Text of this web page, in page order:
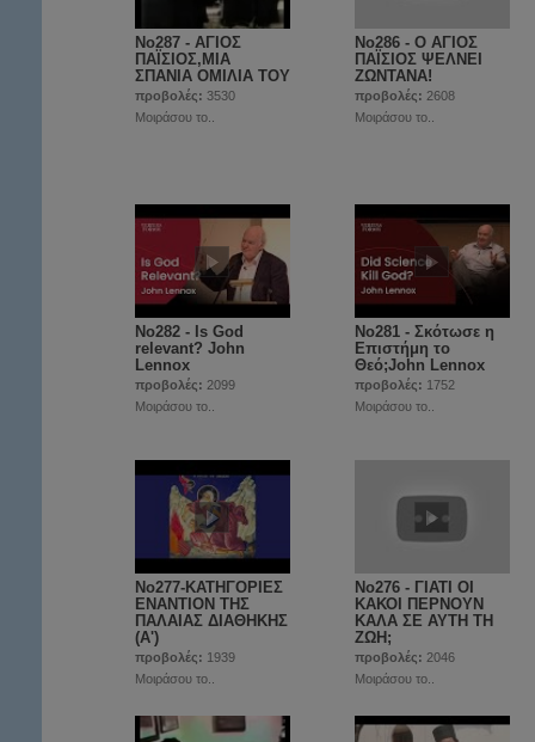
No287 - ΑΓΙΟΣ
ΠΑΪΣΙΟΣ,ΜΙΑ
ΣΠΑΝΙΑ ΟΜΙΛΙΑ ΤΟΥ
προβολές: 3530
Μοιράσου το..
No286 - Ο ΑΓΙΟΣ
ΠΑΪΣΙΟΣ ΨΕΛΝΕΙ
ΖΩΝΤΑΝΑ!
προβολές: 2608
Μοιράσου το..
No282 - Is God
relevant? John
Lennox
προβολές: 2099
Μοιράσου το..
No281 - Σκότωσε η
Επιστήμη το
Θεό;John Lennox
προβολές: 1752
Μοιράσου το..
No277-ΚΑΤΗΓΟΡΙΕΣ
ΕΝΑΝΤΙΟΝ ΤΗΣ
ΠΑΛΑΙΑΣ ΔΙΑΘΗΚΗΣ
(Α')
προβολές: 1939
Μοιράσου το..
No276 - ΓΙΑΤΙ ΟΙ
ΚΑΚΟΙ ΠΕΡΝΟΥΝ
ΚΑΛΑ ΣΕ ΑΥΤΗ ΤΗ
ΖΩΗ;
προβολές: 2046
Μοιράσου το..